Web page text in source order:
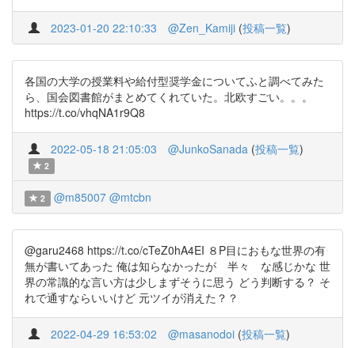
2023-01-20 22:10:33 @Zen_Kamiji (投稿一覧)
各国の大学の授業料や給付型奨学金についてふと調べてみた
ら、国会図書館がまとめてくれていた。北欧すごい。。。
https://t.co/vhqNA1r9Q8
2022-05-18 21:05:03 @JunkoSanada (投稿一覧)
2
2 @m85007 @mtcbn
@garu2468 https://t.co/cTeZ0hA4EI ８P目におもな世界の有
無が書いてあった 俺は知らなかったが 半々 な感じかな 世
界の常識的な言い方は少しまずそうに思う どう判断する？ そ
れで通すならいいけど 元ツイが消えた？？
2022-04-29 16:53:02 @masanodoi (投稿一覧)